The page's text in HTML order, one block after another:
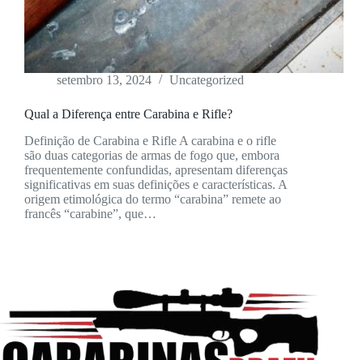
setembro 13, 2024 Uncategorized
Qual a Diferença entre Carabina e Rifle?
Definição de Carabina e Rifle A carabina e o rifle
são duas categorias de armas de fogo que, embora
frequentemente confundidas, apresentam diferenças
significativas em suas definições e características. A
origem etimológica do termo “carabina” remete ao
francês “carabine”, que…